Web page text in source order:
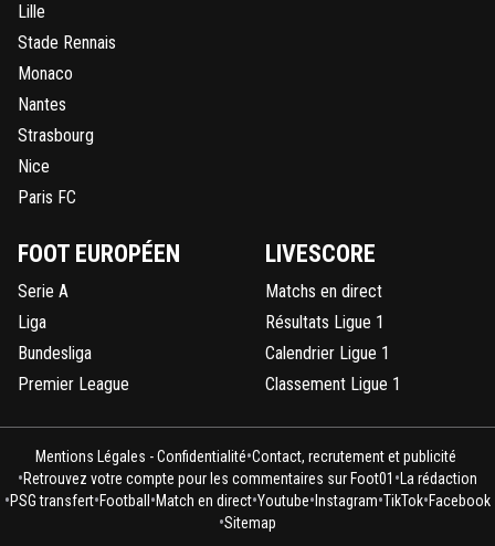
Lille
Stade Rennais
Monaco
Nantes
Strasbourg
Nice
Paris FC
FOOT EUROPÉEN
Serie A
Liga
Bundesliga
Premier League
LIVESCORE
Matchs en direct
Résultats Ligue 1
Calendrier Ligue 1
Classement Ligue 1
Mentions Légales - Confidentialité•Contact, recrutement et publicité
•Retrouvez votre compte pour les commentaires sur Foot01 •La rédaction
•PSG transfert•Football •Match en direct•Youtube• Instagram•TikTok•Facebook
•Sitemap